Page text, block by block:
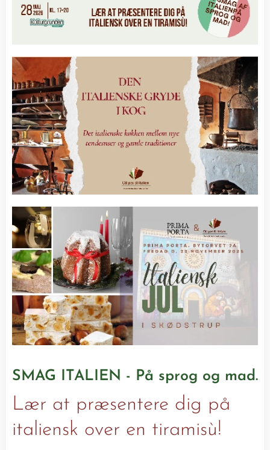
SMAG ITALIEN - På sprog og mad.
Lær at præsentere dig på
italiensk over en tiramisù!